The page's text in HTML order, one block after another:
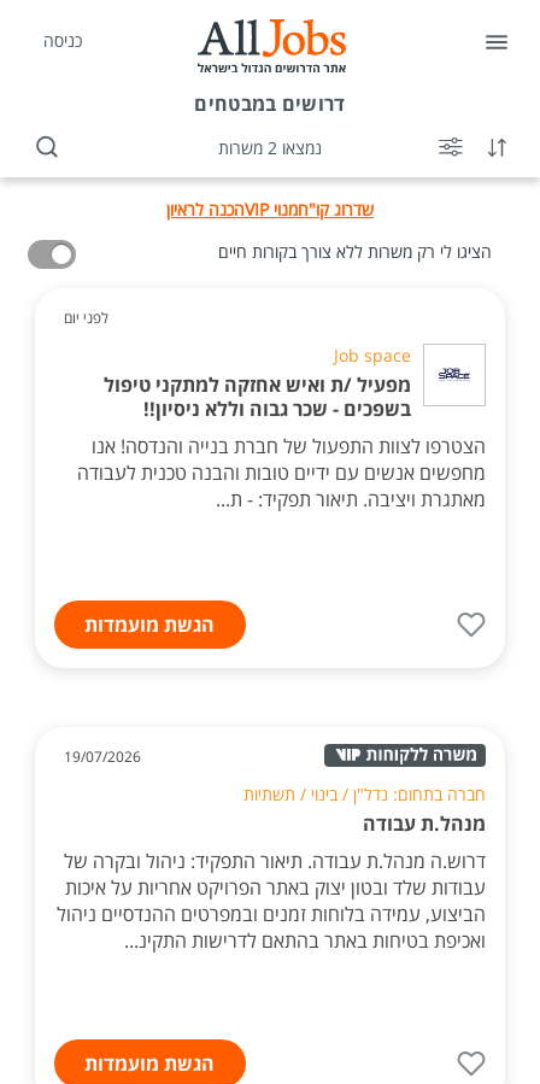
כניסה
דרושים במבטחים
נמצאו 2 משרות
שדרוג קו"חמנוי VIP
הכנה לראיון
הציגו לי רק משרות ללא צורך בקורות חיים
לפני יום
Job space
מפעיל /ת ואיש אחזקה למתקני טיפול
בשפכים - שכר גבוה וללא ניסיון!!
הצטרפו לצוות התפעול של חברת בנייה והנדסה! אנו
מחפשים אנשים עם ידיים טובות והבנה טכנית לעבודה
מאתגרת ויציבה. תיאור תפקיד: - ת...
הגשת מועמדות
19/07/2026
חברה בתחום: נדל"ן / בינוי / תשתיות
מנהל.ת עבודה
דרוש.ה מנהל.ת עבודה. תיאור התפקיד: ניהול ובקרה של
עבודות שלד ובטון יצוק באתר הפרויקט אחריות על איכות
הביצוע, עמידה בלוחות זמנים ובמפרטים ההנדסיים ניהול
ואכיפת בטיחות באתר בהתאם לדרישות התקינ...
הגשת מועמדות